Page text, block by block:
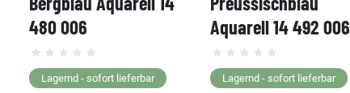
480 006
Lagernd - sofort lieferbar
Aquarell 14 492 006
Lagernd - sofort lieferbar